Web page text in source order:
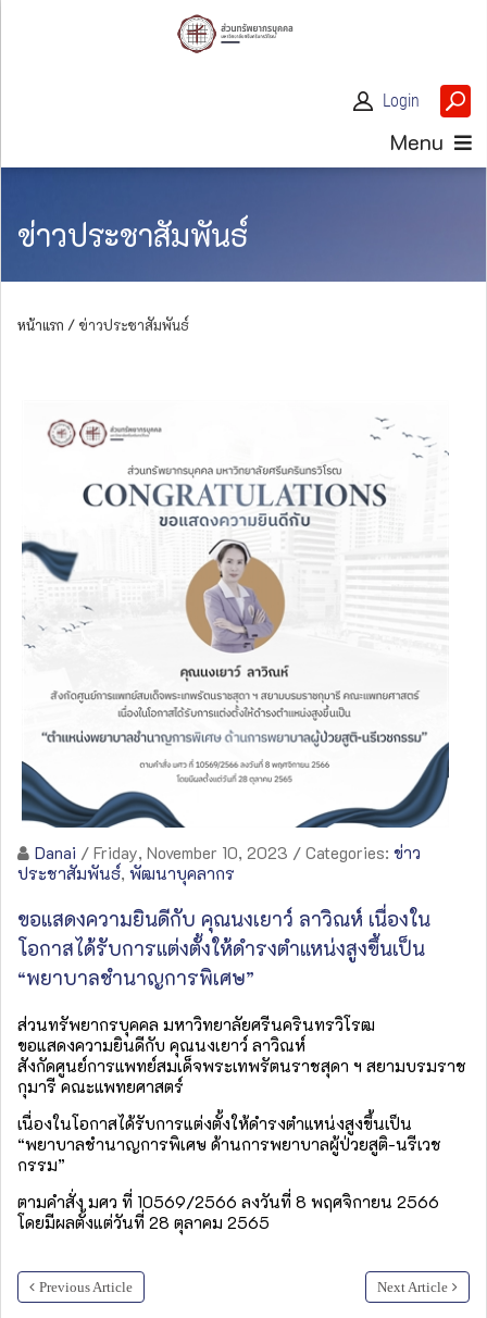
Login
Menu
ข่าวประชาสัมพันธ์
หน้าแรก / ข่าวประชาสัมพันธ์
Danai / Friday, November 10, 2023 / Categories: ข่าว
ประชาสัมพันธ์, พัฒนาบุคลากร
ขอแสดงความยินดีกับ คุณนงเยาว์ ลาวิณห์ เนื่องใน
โอกาสได้รับการแต่งตั้งให้ดำรงตำแหน่งสูงขึ้นเป็น
“พยาบาลชำนาญการพิเศษ”
ส่วนทรัพยากรบุคคล มหาวิทยาลัยศรีนครินทรวิโรฒ
ขอแสดงความยินดีกับ คุณนงเยาว์ ลาวิณห์
สังกัดศูนย์การแพทย์สมเด็จพระเทพรัตนราชสุดา ฯ สยามบรมราช
กุมารี คณะแพทยศาสตร์
เนื่องในโอกาสได้รับการแต่งตั้งให้ดำรงตำแหน่งสูงขึ้นเป็น
“พยาบาลชำนาญการพิเศษ ด้านการพยาบาลผู้ป่วยสูติ-นรีเวช
กรรม”
ตามคำสั่ง มศว ที่ 10569/2566 ลงวันที่ 8 พฤศจิกายน 2566
โดยมีผลตั้งแต่วันที่ 28 ตุลาคม 2565
Previous Article Next Article